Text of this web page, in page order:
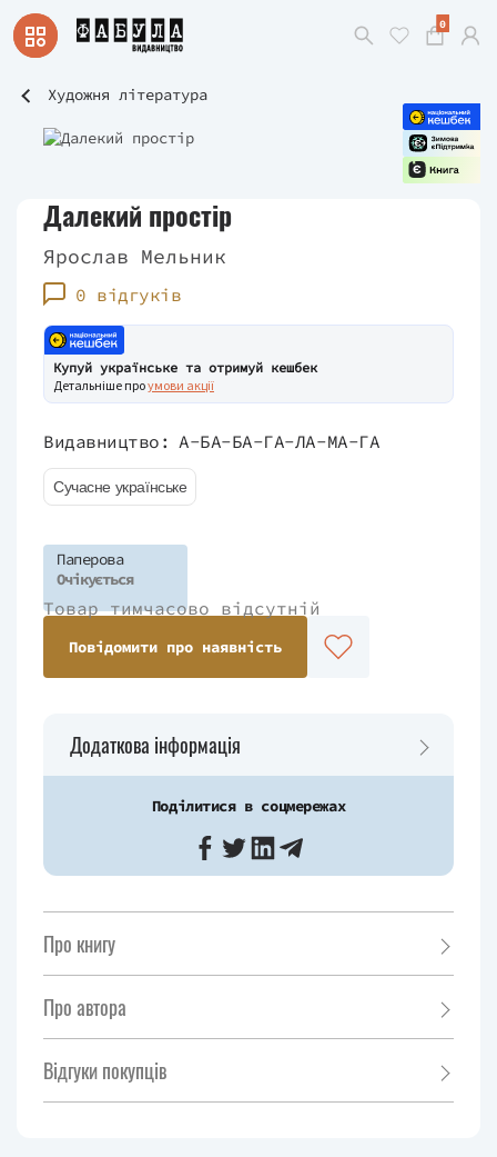
0
Художня література
Далекий простір
Ярослав Мельник
0 відгуків
Купуй українське та отримуй кешбек
Детальніше проумови акції
Видавництво: А-БА-БА-ГА-ЛА-МА-ГА
Сучасне українське
Паперова
Очікується
Товар тимчасово відсутній
Повідомити про наявність
Додаткова інформація
Поділитися в соцмережах
Про книгу
Про автора
Відгуки покупців